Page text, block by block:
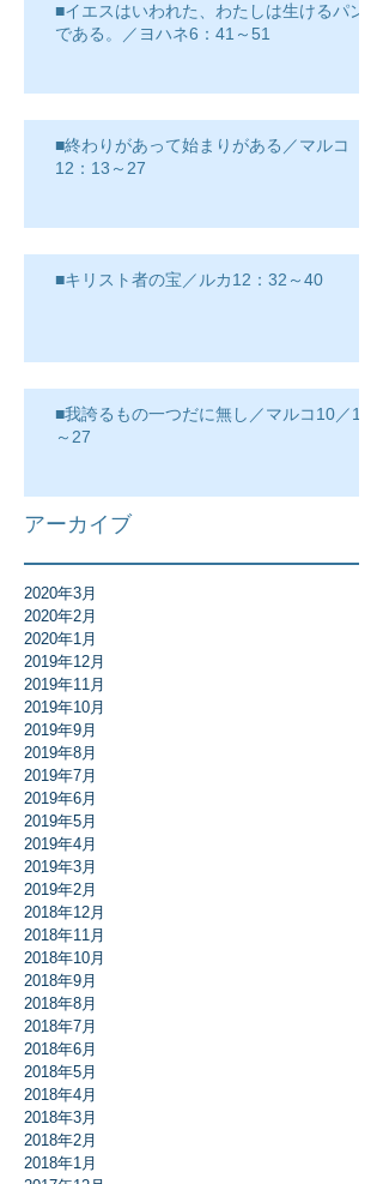
■イエスはいわれた、わたしは生けるパン
である。／ヨハネ6：41～51
■終わりがあって始まりがある／マルコ
12：13～27
■キリスト者の宝／ルカ12：32～40
■我誇るもの一つだに無し／マルコ10／17
～27
アーカイブ
2020年3月
2020年2月
2020年1月
2019年12月
2019年11月
2019年10月
2019年9月
2019年8月
2019年7月
2019年6月
2019年5月
2019年4月
2019年3月
2019年2月
2018年12月
2018年11月
2018年10月
2018年9月
2018年8月
2018年7月
2018年6月
2018年5月
2018年4月
2018年3月
2018年2月
2018年1月